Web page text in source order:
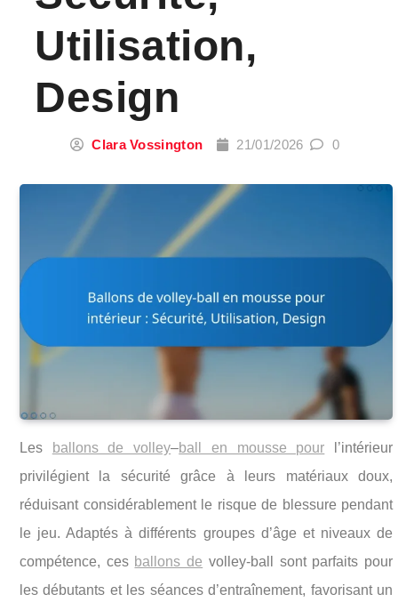
Utilisation,
Design
Clara Vossington 21/01/2026 0
Les ballons de volley–ball en mousse pour l’intérieur
privilégient la sécurité grâce à leurs matériaux doux,
réduisant considérablement le risque de blessure pendant
le jeu. Adaptés à différents groupes d’âge et niveaux de
compétence, ces ballons de volley-ball sont parfaits pour
les débutants et les séances d’entraînement, favorisant un